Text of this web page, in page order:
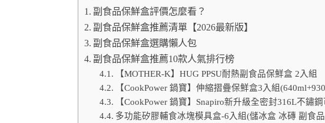
副食品保鮮盒評價怎麼看？
副食品保鮮盒推薦清單【2026最新版】
副食品保鮮盒選購懶人包
副食品保鮮盒推薦10款人氣排行榜
【MOTHER-K】HUG PPSU耐熱副食品保鮮盒 2入組
【CookPower 鍋寶】伸縮摺疊保鮮盒3入組
【CookPower 鍋寶】Snapiro新升級全密封316L不鏽
多功能矽膠輔食冰塊模具盒-6入組(儲冰盒 冰磚 副食